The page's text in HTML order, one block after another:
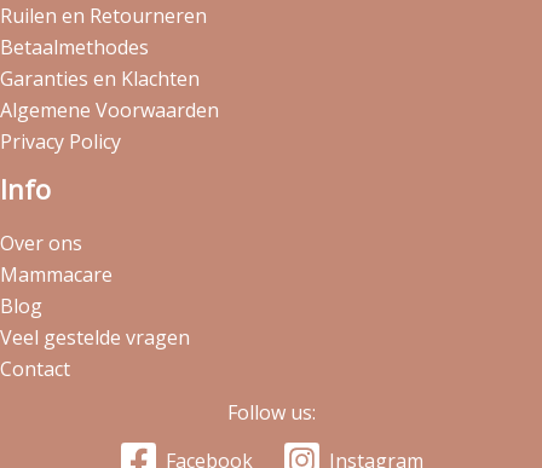
Ruilen en Retourneren
Betaalmethodes
Garanties en Klachten
Algemene Voorwaarden
Privacy Policy
Info
Over ons
Mammacare
Blog
Veel gestelde vragen
Contact
Follow us:
Facebook
Instagram